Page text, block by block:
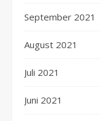
September 2021
August 2021
Juli 2021
Juni 2021